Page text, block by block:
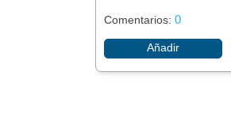
Comentarios:0
Añadir